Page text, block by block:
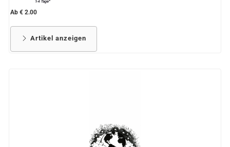
Ab € 2.00
Artikel anzeigen